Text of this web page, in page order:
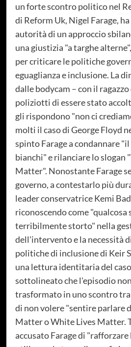
un forte scontro politico nel
di Reform Uk, Nigel Farage,
autorità di un approccio
una giustizia "a targhe
per criticare le politiche
eguaglianza e inclusione. La
dalle bodycam – con il ragazzo
poliziotti di essere stato
gli rispondono "non ci
molti il caso di George Floyd
spinto Farage a condannare
bianchi" e rilanciare lo slogan
Matter". Nonostante Farage
governo, a contestarlo più
leader conservatrice Kemi
riconoscendo come "qualcosa
terribilmente storto" nella
dell'intervento e la necessità
politiche di inclusione di Keir
una lettura identitaria del
sottolineato che l'episodio
trasformato in uno scontro
di non volere "sentire parlare
Matter o White Lives Matter.
accusato Farage di